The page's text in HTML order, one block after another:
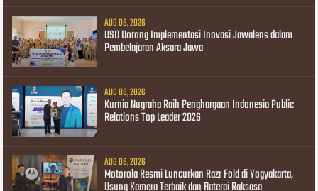
AUG 06, 2026
USD Dorong Implementasi Inovasi Jawalens dalam
Pembelajaran Aksara Jawa
AUG 06, 2026
Kurnia Nugraha Raih Penghargaan Indonesia Public
Relations Top Leader 2026
AUG 06, 2026
Motorola Resmi Luncurkan Razr Fold di Yogyakarta,